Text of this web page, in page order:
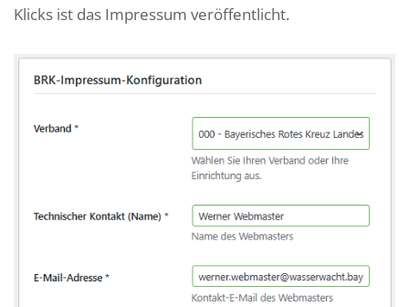
Klicks ist das Impressum veröffentlicht.